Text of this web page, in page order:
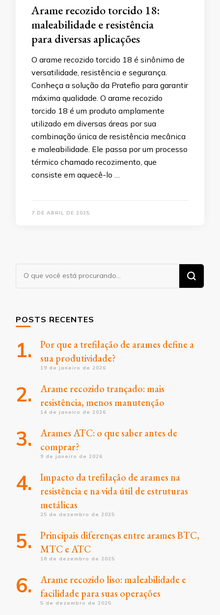
Arame recozido torcido 18:
maleabilidade e resistência
para diversas aplicações
O arame recozido torcido 18 é sinônimo de
versatilidade, resistência e segurança.
Conheça a solução da Pratefio para garantir
máxima qualidade. O arame recozido
torcido 18 é um produto amplamente
utilizado em diversas áreas por sua
combinação única de resistência mecânica
e maleabilidade. Ele passa por um processo
térmico chamado recozimento, que
consiste em aquecê-lo …
7 DE ABRIL DE 2025
Procurando
POSTS RECENTES
Por que a trefilação de arames define a
sua produtividade?
19 de janeiro de 2026
Arame recozido trançado: mais
resistência, menos manutenção
14 de janeiro de 2026
Arames ATC: o que saber antes de
comprar?
9 de janeiro de 2026
Impacto da trefilação de arames na
resistência e na vida útil de estruturas
metálicas
25 de dezembro de 2025
Principais diferenças entre arames BTC,
MTC e ATC
18 de dezembro de 2025
Arame recozido liso: maleabilidade e
facilidade para suas operações
5 de dezembro de 2025